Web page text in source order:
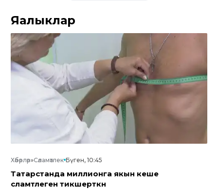
Яңалыклар
Хәбәрләр»Сәламәтлек Бүген, 10:45
Татарстанда миллионга якын кеше
сәламәтлеген тикшерткән